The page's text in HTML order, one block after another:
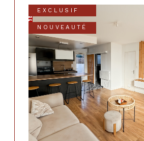
EXCLUSIF
NOUVEAUTÉ